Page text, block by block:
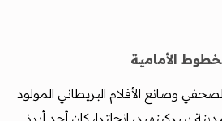
الأمامية
وصانع الأفلام البريطاني المولود
1970 في مدينة ببيركينهيد، إنجلترا، كان أحد أبرز